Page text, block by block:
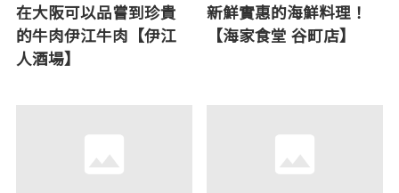
在大阪可以品嘗到珍貴
的牛肉伊江牛肉【伊江
人酒場】
新鮮實惠的海鮮料理！
【海家食堂 谷町店】